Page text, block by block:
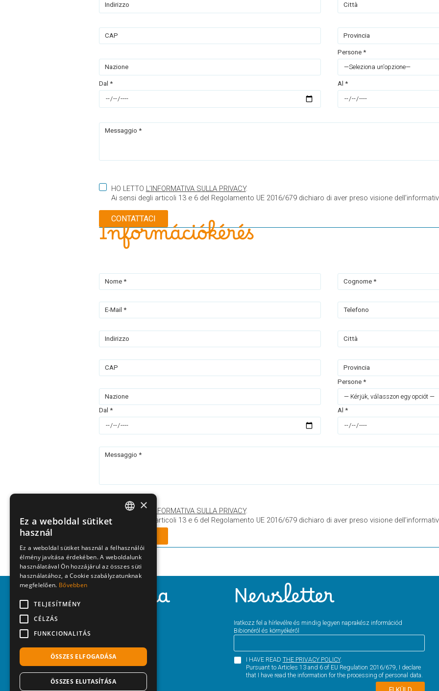
Indirizzo Città
CAP Provincia
Nazione
Persone *
Dal * Al *
Messaggio *
HO LETTO L’INFORMATIVA SULLA PRIVACY.
Ai sensi degli articoli 13 e 6 del Regolamento UE 2016/679 dichiaro di aver preso visione
Információkérés
Nome * Cognome *
E-Mail * Telefono
Indirizzo Città
CAP Provincia
Nazione
Persone *
Dal * Al *
Messaggio *
HO LETTOL’INFORMATIVA SULLA PRIVACY.
Ai sensi degli articoli 13 e 6 del Regolamento UE 2016/679 dichiaro di aver preso visione
Agenzia Adria
Corso del Sole, 170
30028 Bibione (Ve) - Italy
Tel.+39 0431 43444
Mail:info@adriatur.it
Newsletter
Iratkozz fel a hírlevélre és mindig legyen naprakész információd
Bibionéról és környékéről
I HAVE READ THE PRIVACY POLICY.
Pursuant to Articles 13 and 6 of EU Regulation 2016/679, I declare
that I have read the information for the processing of personal data.
GERMAN
HUNGARIAN
×
Ez a weboldal sütiket
használ
Ez a weboldal sütiket használ a felhasználói
élmény javítása érdekében. A weboldalunk
használatával Ön hozzájárul az összes süti
használatához, a Cookie szabályzatunknak
megfelelően. Bővebben
TELJESÍTMÉNY
CÉLZÁS
FUNKCIONALITÁS
ÖSSZES ELFOGADÁSA
ÖSSZES ELUTASÍTÁSA